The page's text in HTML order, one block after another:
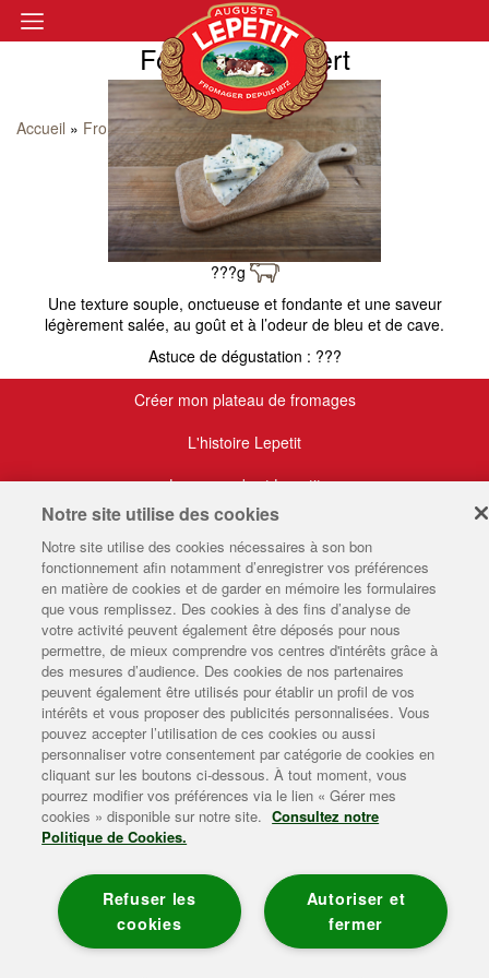
Accueil » Fromages» Fourme d’Ambert
Fourme d’Ambert
???g
Une texture souple, onctueuse et fondante et une saveur
légèrement salée, au goût et à l’odeur de bleu et de cave.
Astuce de dégustation : ???
Créer mon plateau de fromages
L'histoire Lepetit
Le camembert Lepetit
Les conseils Lepetit
L'univers Lepetit
Enviedebienmanger
Plan du site |Mentions légales|Contact|Gérer mes cookies
Politique de données personnelles|Politique de gestion des
cookies|Accessibilité
Consommer 3 produits laitiers par jour (lait, yaourt, fromage) en
privilégiant la variété.WWW.MANGERBOUGER.FR
Notre site utilise des cookies
Notre site utilise des cookies nécessaires à son bon
fonctionnement afin notamment d’enregistrer vos préférences
en matière de cookies et de garder en mémoire les formulaires
que vous remplissez. Des cookies à des fins d’analyse de
votre activité peuvent également être déposés pour nous
permettre, de mieux comprendre vos centres d'intérêts grâce à
des mesures d’audience. Des cookies de nos partenaires
peuvent également être utilisés pour établir un profil de vos
intérêts et vous proposer des publicités personnalisées. Vous
pouvez accepter l’utilisation de ces cookies ou aussi
personnaliser votre consentement par catégorie de cookies en
cliquant sur les boutons ci-dessous. À tout moment, vous
pourrez modifier vos préférences via le lien « Gérer mes
cookies » disponible sur notre site. Consultez notre
Politique de Cookies.
Autoriser et
fermer
Refuser les
cookies